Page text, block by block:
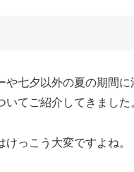
や七夕以外の夏の期間に
いてご紹介してきました
けっこう大変ですよね。